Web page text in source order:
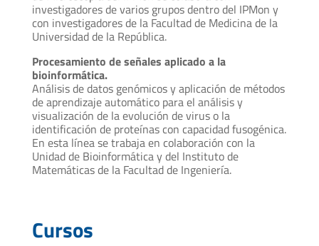
investigadores de varios grupos dentro del IPMon y
con investigadores de la Facultad de Medicina de la
Universidad de la República.
Procesamiento de señales aplicado a la
bioinformática.
Análisis de datos genómicos y aplicación de métodos
de aprendizaje automático para el análisis y
visualización de la evolución de virus o la
identificación de proteínas con capacidad fusogénica.
En esta línea se trabaja en colaboración con la
Unidad de Bioinformática y del Instituto de
Matemáticas de la Facultad de Ingeniería.
Cursos